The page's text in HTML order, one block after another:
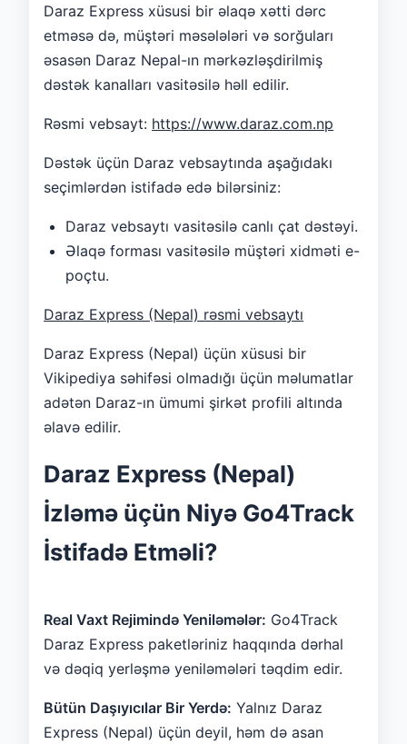
Daraz Express xüsusi bir əlaqə xətti dərc
etməsə də, müştəri məsələləri və sorğuları
əsasən Daraz Nepal-ın mərkəzləşdirilmiş
dəstək kanalları vasitəsilə həll edilir.
Rəsmi vebsayt: https://www.daraz.com.np
Dəstək üçün Daraz vebsaytında aşağıdakı
seçimlərdən istifadə edə bilərsiniz:
Daraz vebsaytı vasitəsilə canlı çat dəstəyi.
Əlaqə forması vasitəsilə müştəri xidməti e-
poçtu.
Daraz Express (Nepal) rəsmi vebsaytı
Daraz Express (Nepal) üçün xüsusi bir
Vikipediya səhifəsi olmadığı üçün məlumatlar
adətən Daraz-ın ümumi şirkət profili altında
əlavə edilir.
Daraz Express (Nepal)
İzləmə üçün Niyə Go4Track
İstifadə Etməli?
Real Vaxt Rejimində Yeniləmələr: Go4Track
Daraz Express paketləriniz haqqında dərhal
və dəqiq yerləşmə yeniləmələri təqdim edir.
Bütün Daşıyıcılar Bir Yerdə: Yalnız Daraz
Express (Nepal) üçün deyil, həm də asan